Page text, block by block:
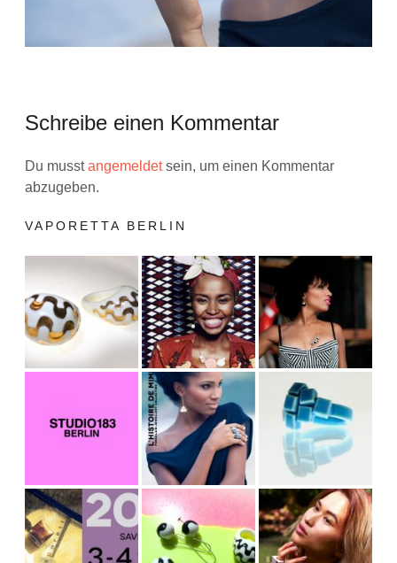
Schreibe einen Kommentar
Du musstangemeldetsein, um einen Kommentar
abzugeben.
VAPORETTA BERLIN